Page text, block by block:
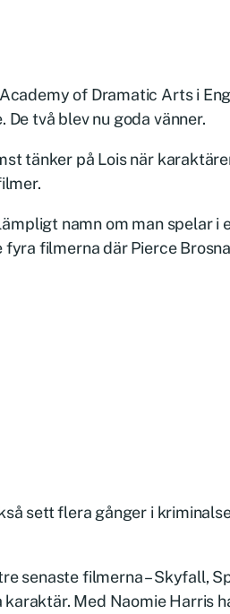
of Dramatic Arts i
De två blev nu goda vänner.
tänker på Lois när
namn om man spelar i
filmerna där Pierce
sett flera gånger i
senaste filmerna – Skyfall,
karaktär. Med Naomie Harris